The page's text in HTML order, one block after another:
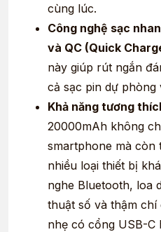
cùng lúc.
Công nghệ sạc
và QC (Quick
này giúp rút ngắn
cả sạc pin dự phòng
Khả năng tương
20000mAh không
smartphone mà còn
nhiều loại thiết bị
nghe Bluetooth, loa
thuật số và thậm
nhẹ có cổng USB-C